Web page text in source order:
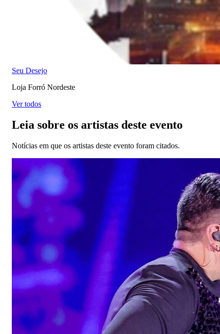
Seu Desejo
Loja Forró Nordeste
Ver todos
Leia sobre os artistas deste evento
Notícias em que os artistas deste evento foram citados.